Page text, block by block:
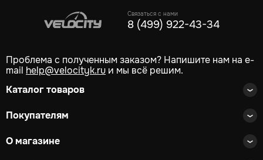
Связаться с нами
8 (499) 922-43-34
Проблема с полученным заказом? Напишите нам на e-
mail help@velocityk.ru и мы всё решим.
Каталог товаров
Покупателям
О магазине